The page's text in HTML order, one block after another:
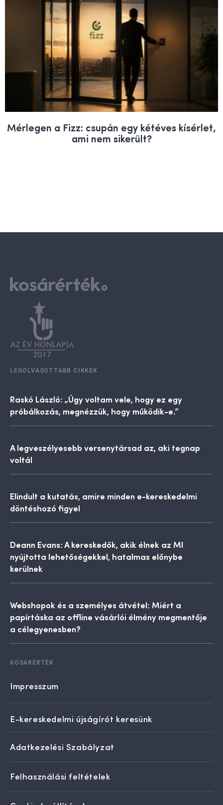
Mérlegen a Fizz: csupán egy kétéves kísérlet,
ami nem sikerült?
LEGOLVASOTTABB CIKKEK
Raskó László: „Úgy voltam vele, hogy ez egy
próbálkozás, megnézzük, hogy működik-e.”
A legveszélyesebb versenytársad az, aki tegnap
voltál
Elindult a kutatás, amire minden e-kereskedelmi
döntéshozó figyel
Deann Evans: A kereskedők, akik élnek az MI
nyújtotta lehetőségekkel, hatalmas előnybe
kerülnek
Webshopok és a személyes átvétel: Miért a
papírtáska az offline vásárlói élmény megmentője
a célegyenesben?
KOSÁRÉRTÉK
Impresszum
E-kereskedelmi újságírót keresünk
Adatkezelési Szabályzat
Felhasználási feltételek